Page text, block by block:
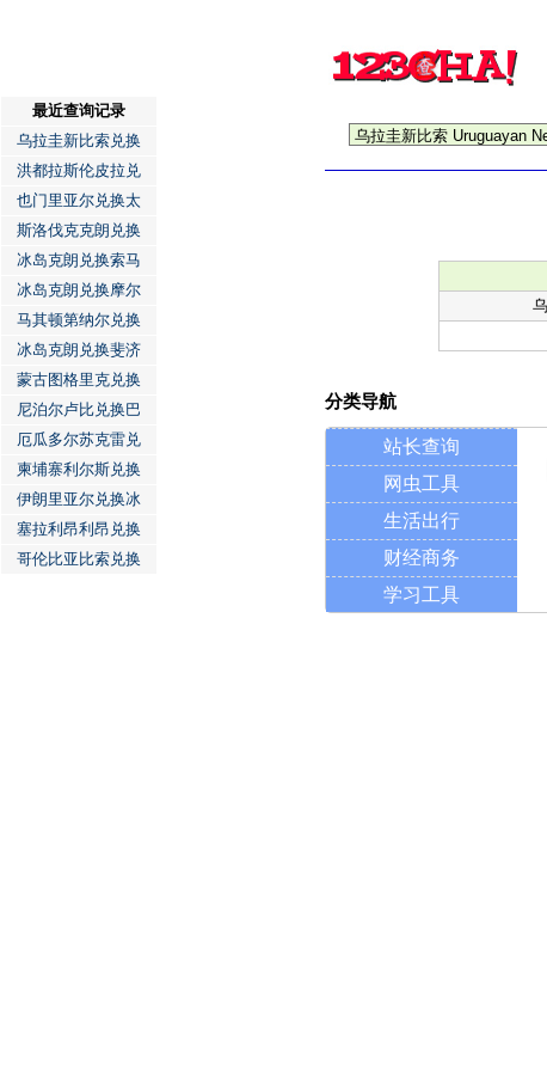
最近查询记录
乌拉圭新比索兑换
洪都拉斯伦皮拉兑
也门里亚尔兑换太
斯洛伐克克朗兑换
冰岛克朗兑换索马
冰岛克朗兑换摩尔
马其顿第纳尔兑换
冰岛克朗兑换斐济
蒙古图格里克兑换
尼泊尔卢比兑换巴
厄瓜多尔苏克雷兑
柬埔寨利尔斯兑换
伊朗里亚尔兑换冰
塞拉利昂利昂兑换
哥伦比亚比索兑换
分类导航
站长查询
网虫工具
生活出行
财经商务
学习工具